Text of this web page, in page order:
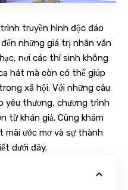
truyền hình độc đáo
những giá trị nhân văn
nơi các thí sinh không
hát mà còn có thể giúp
xã hội. Với những câu
yêu thương, chương trình
từ khán giả. Cùng khám
mãi ước mơ và sự thành
dưới đây.